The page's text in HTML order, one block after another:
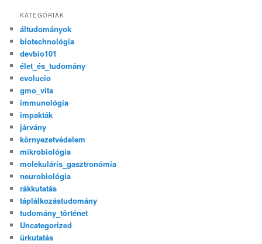
KATEGÓRIÁK
áltudományok
biotechnológia
devbio101
élet_és_tudomány
evolucio
gmo_vita
immunológia
impakták
járvány
környezetvédelem
mikrobiológia
molekuláris_gasztronómia
neurobiológia
rákkutatás
táplálkozástudomány
tudomány_történet
Uncategorized
űrkutatás